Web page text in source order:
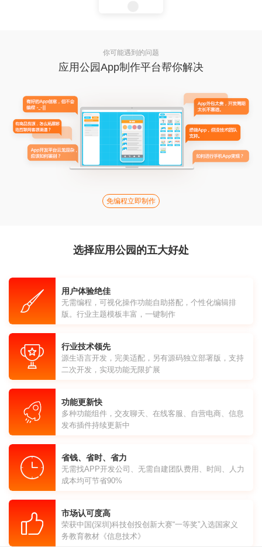
你可能遇到的问题
应用公园App制作平台帮你解决
免编程立即制作
选择应用公园的五大好处
用户体验绝佳
无需编程，可视化操作功能自助搭配，个性化编辑排
版。行业主题模板丰富，一键制作
行业技术领先
源生语言开发，完美适配，另有源码独立部署版，支持
二次开发，实现功能无限扩展
功能更新快
多种功能组件，交友聊天、在线客服、自营电商、信息
发布插件持续更新中
省钱、省时、省力
无需找APP开发公司、无需自建团队费用、时间、人力
成本均可节省90%
市场认可度高
荣获中国(深圳)科技创投创新大赛“一等奖”入选国家义
务教育教材《信息技术》